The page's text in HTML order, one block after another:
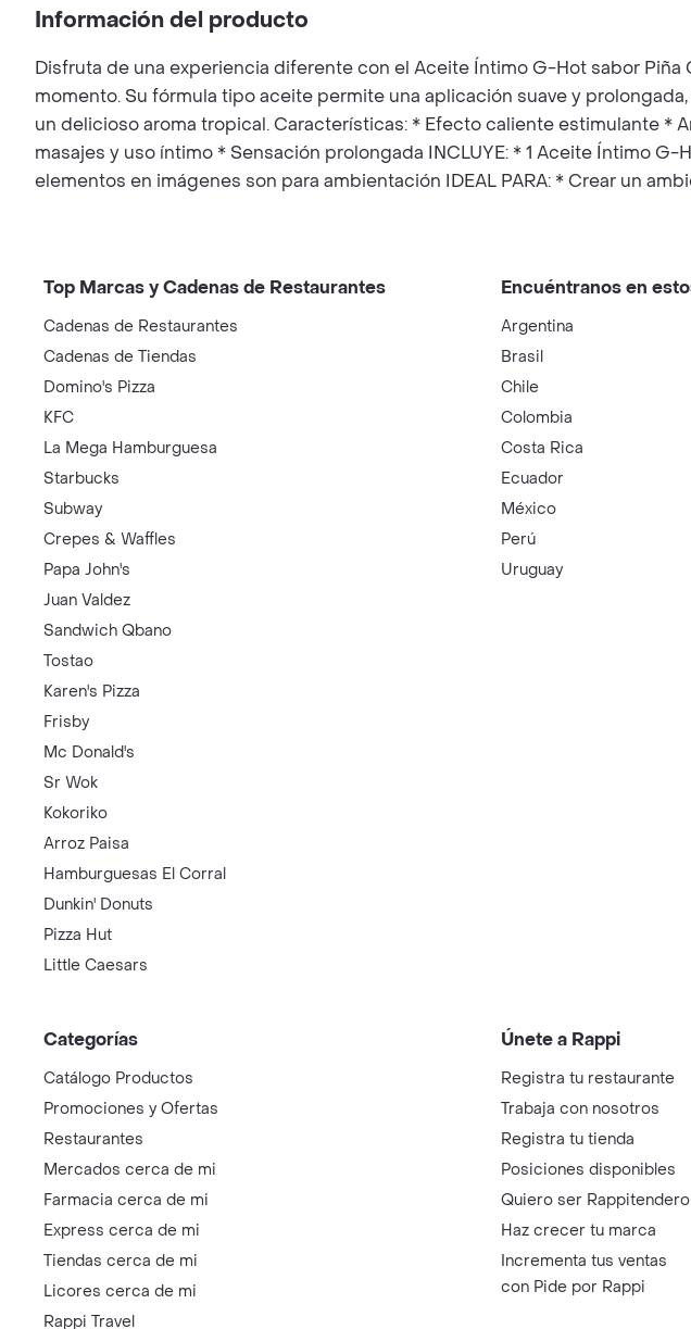
Información del producto
Disfruta de una experiencia diferente con el Aceite Íntimo G-Hot sabor
momento. Su fórmula tipo aceite permite una aplicación suave y
un delicioso aroma tropical. Características: * Efecto caliente estimulante *
masajes y uso íntimo * Sensación prolongada INCLUYE: * 1 Aceite Íntimo
elementos en imágenes son para ambientación IDEAL PARA: * Crear un
Top Marcas y Cadenas de Restaurantes
Cadenas de Restaurantes
Cadenas de Tiendas
Domino's Pizza
KFC
La Mega Hamburguesa
Starbucks
Subway
Crepes & Waffles
Papa John's
Juan Valdez
Sandwich Qbano
Tostao
Karen's Pizza
Frisby
Mc Donald's
Sr Wok
Kokoriko
Arroz Paisa
Hamburguesas El Corral
Dunkin' Donuts
Pizza Hut
Little Caesars
Encuéntranos en
Argentina
Brasil
Chile
Colombia
Costa Rica
Ecuador
México
Perú
Uruguay
Categorías
Catálogo Productos
Promociones y Ofertas
Restaurantes
Mercados cerca de mi
Farmacia cerca de mi
Express cerca de mi
Tiendas cerca de mi
Licores cerca de mi
Rappi Travel
Únete a Rappi
Registra tu restaurante
Trabaja con nosotros
Registra tu tienda
Posiciones disponibles
Quiero ser Rappitendero
Haz crecer tu marca
Incrementa tus ventas
con Pide por Rappi